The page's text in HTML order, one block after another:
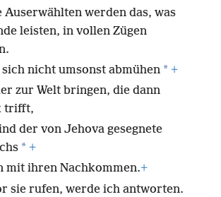
Auserwählten werden das, was
leisten, in vollen Zügen
nicht umsonst abmühen * +
zur Welt bringen, die dann
trifft,
der von Jehova gesegnete
* +
mit ihren Nachkommen.+
sie rufen, werde ich antworten.